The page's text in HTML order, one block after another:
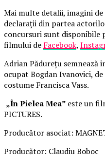
Mai multe detalii, imagini
declarații din partea
concursuri sunt disponibile
filmului de Facebook,
Adrian Pădurețu semnează
ocupat Bogdan Ivanovici,
costume Francisca Vass.
„În Pielea Mea” este un
PICTURES.
Producător asociat:
Producător: Claudiu Boboc